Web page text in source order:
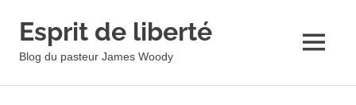
Esprit de liberté
Blog du pasteur James Woody MENU